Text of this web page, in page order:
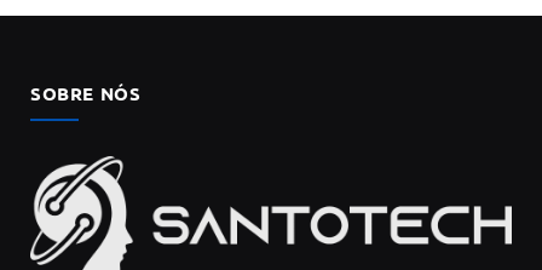
SOBRE NÓS